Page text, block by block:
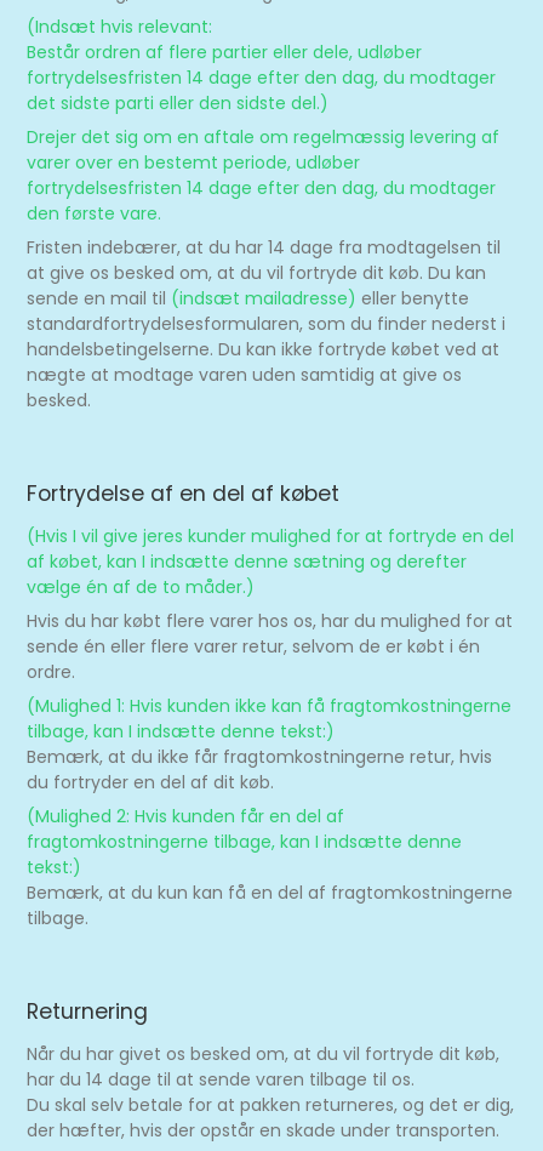
(Indsæt hvis relevant:
Består ordren af flere partier eller dele, udløber
fortrydelsesfristen 14 dage efter den dag, du modtager
det sidste parti eller den sidste del.)
Drejer det sig om en aftale om regelmæssig levering af
varer over en bestemt periode, udløber
fortrydelsesfristen 14 dage efter den dag, du modtager
den første vare.
Fristen indebærer, at du har 14 dage fra modtagelsen til
at give os besked om, at du vil fortryde dit køb. Du kan
sende en mail til (indsæt mailadresse) eller benytte
standardfortrydelsesformularen, som du finder nederst i
handelsbetingelserne. Du kan ikke fortryde købet ved at
nægte at modtage varen uden samtidig at give os
besked.
Fortrydelse af en del af købet
(Hvis I vil give jeres kunder mulighed for at fortryde en del
af købet, kan I indsætte denne sætning og derefter
vælge én af de to måder.)
Hvis du har købt flere varer hos os, har du mulighed for at
sende én eller flere varer retur, selvom de er købt i én
ordre.
(Mulighed 1: Hvis kunden ikke kan få fragtomkostningerne
tilbage, kan I indsætte denne tekst:)
Bemærk, at du ikke får fragtomkostningerne retur, hvis
du fortryder en del af dit køb.
(Mulighed 2: Hvis kunden får en del af
fragtomkostningerne tilbage, kan I indsætte denne
tekst:)
Bemærk, at du kun kan få en del af fragtomkostningerne
tilbage.
Returnering
Når du har givet os besked om, at du vil fortryde dit køb,
har du 14 dage til at sende varen tilbage til os.
Du skal selv betale for at pakken returneres, og det er dig,
der hæfter, hvis der opstår en skade under transporten.